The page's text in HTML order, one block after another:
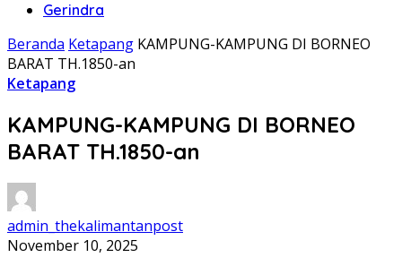
Gerindra
Beranda Ketapang KAMPUNG-KAMPUNG DI BORNEO
BARAT TH.1850-an
Ketapang
KAMPUNG-KAMPUNG DI BORNEO
BARAT TH.1850-an
admin_thekalimantanpost
November 10, 2025